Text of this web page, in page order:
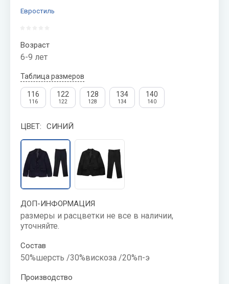
Евростиль
Возраст
6-9 лет
Таблица размеров
116
116
122
122
128
128
134
134
140
140
ЦВЕТ: СИНИЙ
ДОП-ИНФОРМАЦИЯ
размеры и расцветки не все в наличии,
уточняйте.
Состав
50%шерсть /30%вискоза /20%п-э
Производство